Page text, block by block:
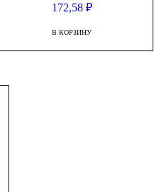
172,58 ₽
В КОРЗИНУ